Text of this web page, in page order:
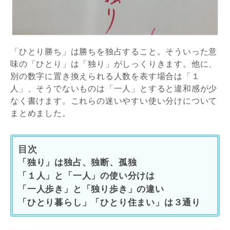
「ひとり勝ち」は勝ちを独占すること。そういった意
味の「ひとり」は「独り」がしっくりきます。他に、
別の数字に置き換えられる人数を表す場合は「１
人」、そうでないものは「一人」とすると違和感が少
なく書けます。これらの迷いやすい使い分けについて
まとめました。
目次
「独り」は独占、独断、孤独
「１人」と「一人」の使い分けは
「一人歩き」と「独り歩き」の違い
「ひとり暮らし」「ひとり住まい」は３通り